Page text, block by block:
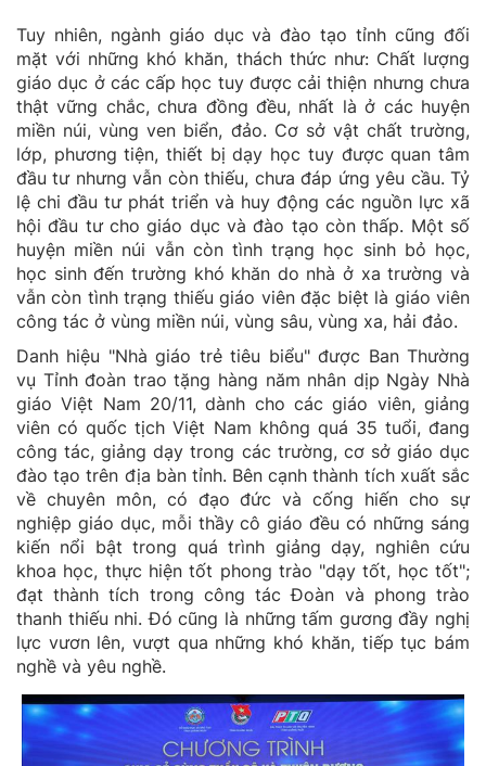
Tuy nhiên, ngành giáo dục và đào tạo tỉnh cũng đối
mặt với những khó khăn, thách thức như: Chất lượng
giáo dục ở các cấp học tuy được cải thiện nhưng chưa
thật vững chắc, chưa đồng đều, nhất là ở các huyện
miền núi, vùng ven biển, đảo. Cơ sở vật chất trường,
lớp, phương tiện, thiết bị dạy học tuy được quan tâm
đầu tư nhưng vẫn còn thiếu, chưa đáp ứng yêu cầu. Tỷ
lệ chi đầu tư phát triển và huy động các nguồn lực xã
hội đầu tư cho giáo dục và đào tạo còn thấp. Một số
huyện miền núi vẫn còn tình trạng học sinh bỏ học,
học sinh đến trường khó khăn do nhà ở xa trường và
vẫn còn tình trạng thiếu giáo viên đặc biệt là giáo viên
công tác ở vùng miền núi, vùng sâu, vùng xa, hải đảo.
Danh hiệu "Nhà giáo trẻ tiêu biểu" được Ban Thường
vụ Tỉnh đoàn trao tặng hàng năm nhân dịp Ngày Nhà
giáo Việt Nam 20/11, dành cho các giáo viên, giảng
viên có quốc tịch Việt Nam không quá 35 tuổi, đang
công tác, giảng dạy trong các trường, cơ sở giáo dục
đào tạo trên địa bàn tỉnh. Bên cạnh thành tích xuất sắc
về chuyên môn, có đạo đức và cống hiến cho sự
nghiệp giáo dục, mỗi thầy cô giáo đều có những sáng
kiến nổi bật trong quá trình giảng dạy, nghiên cứu
khoa học, thực hiện tốt phong trào "dạy tốt, học tốt";
đạt thành tích trong công tác Đoàn và phong trào
thanh thiếu nhi. Đó cũng là những tấm gương đầy nghị
lực vươn lên, vượt qua những khó khăn, tiếp tục bám
nghề và yêu nghề.